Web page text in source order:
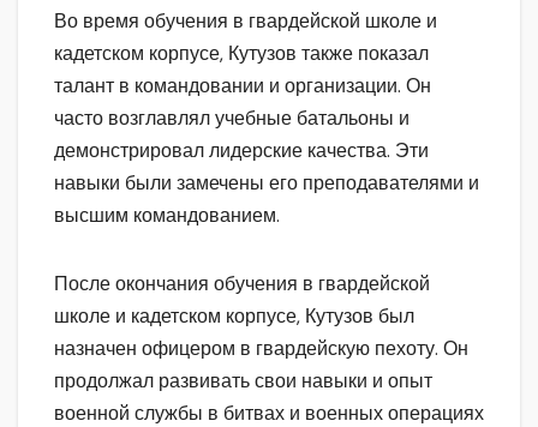
Во время обучения в гвардейской школе и
кадетском корпусе, Кутузов также показал
талант в командовании и организации. Он
часто возглавлял учебные батальоны и
демонстрировал лидерские качества. Эти
навыки были замечены его преподавателями и
высшим командованием.
После окончания обучения в гвардейской
школе и кадетском корпусе, Кутузов был
назначен офицером в гвардейскую пехоту. Он
продолжал развивать свои навыки и опыт
военной службы в битвах и военных операциях